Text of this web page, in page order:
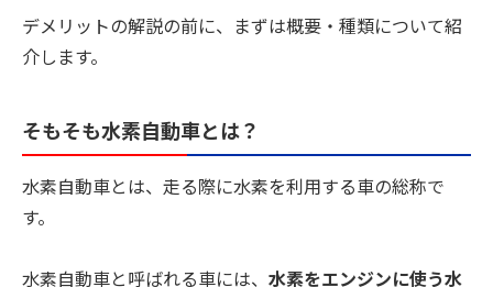
デメリットの解説の前に、まずは概要・種類について紹
介します。
そもそも水素自動車とは？
水素自動車とは、走る際に水素を利用する車の総称で
す。
水素自動車と呼ばれる車には、 水素をエンジンに使う水